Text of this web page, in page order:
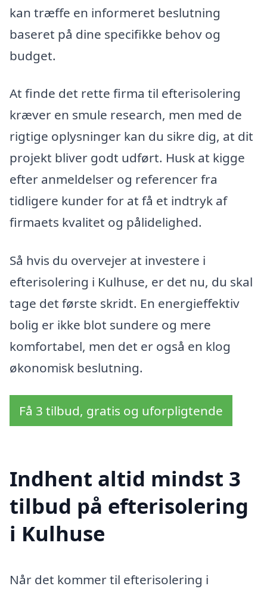
kan træffe en informeret beslutning
baseret på dine specifikke behov og
budget.
At finde det rette firma til efterisolering
kræver en smule research, men med de
rigtige oplysninger kan du sikre dig, at dit
projekt bliver godt udført. Husk at kigge
efter anmeldelser og referencer fra
tidligere kunder for at få et indtryk af
firmaets kvalitet og pålidelighed.
Så hvis du overvejer at investere i
efterisolering i Kulhuse, er det nu, du skal
tage det første skridt. En energieffektiv
bolig er ikke blot sundere og mere
komfortabel, men det er også en klog
økonomisk beslutning.
Få 3 tilbud, gratis og uforpligtende
Indhent altid mindst 3
tilbud på efterisolering
i Kulhuse
Når det kommer til efterisolering i